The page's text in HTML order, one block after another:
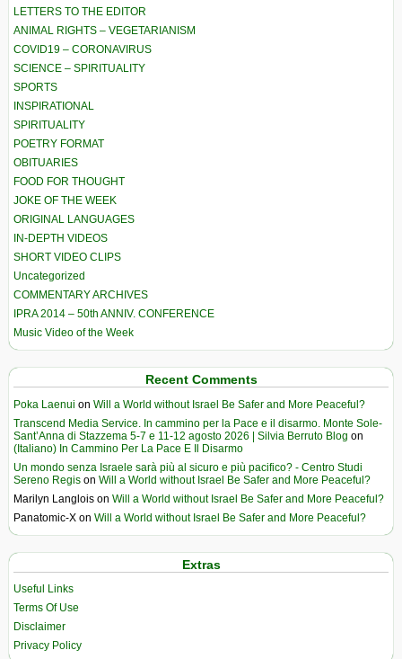
LETTERS TO THE EDITOR
ANIMAL RIGHTS – VEGETARIANISM
COVID19 – CORONAVIRUS
SCIENCE – SPIRITUALITY
SPORTS
INSPIRATIONAL
SPIRITUALITY
POETRY FORMAT
OBITUARIES
FOOD FOR THOUGHT
JOKE OF THE WEEK
ORIGINAL LANGUAGES
IN-DEPTH VIDEOS
SHORT VIDEO CLIPS
Uncategorized
COMMENTARY ARCHIVES
IPRA 2014 – 50th ANNIV. CONFERENCE
Music Video of the Week
Recent Comments
Poka Laenui on Will a World without Israel Be Safer and More Peaceful?
Transcend Media Service. In cammino per la Pace e il disarmo. Monte Sole-
Sant’Anna di Stazzema 5-7 e 11-12 agosto 2026 | Silvia Berruto Blog on
(Italiano) In Cammino Per La Pace E Il Disarmo
Un mondo senza Israele sarà più al sicuro e più pacifico? - Centro Studi
Sereno Regis on Will a World without Israel Be Safer and More Peaceful?
Marilyn Langlois on Will a World without Israel Be Safer and More Peaceful?
Panatomic-X on Will a World without Israel Be Safer and More Peaceful?
Extras
Useful Links
Terms Of Use
Disclaimer
Privacy Policy